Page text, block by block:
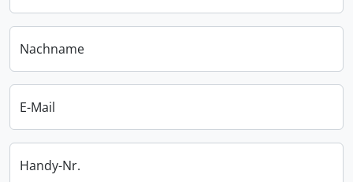
Nachname
E-Mail
Handy-Nr.